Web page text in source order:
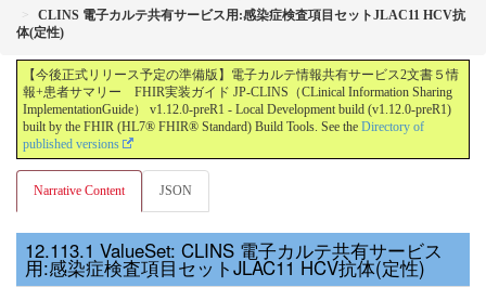
CLINS 電子カルテ共有サービス用:感染症検査項目セットJLAC11 HCV抗
体(定性)
【今後正式リリース予定の準備版】電子カルテ情報共有サービス2文書５情
報+患者サマリー FHIR実装ガイド JP-CLINS（CLinical Information Sharing
ImplementationGuide） v1.12.0-preR1 - Local Development build (v1.12.0-preR1)
built by the FHIR (HL7® FHIR® Standard) Build Tools. See the Directory of
published versions
Narrative Content JSON
ValueSet: CLINS 電子カルテ共有サービス
用:感染症検査項目セットJLAC11 HCV抗体(定性)